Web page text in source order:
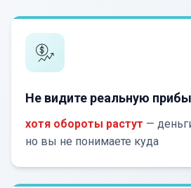
Не видите реальную
хотя обороты растут —
но вы не понимаете куда